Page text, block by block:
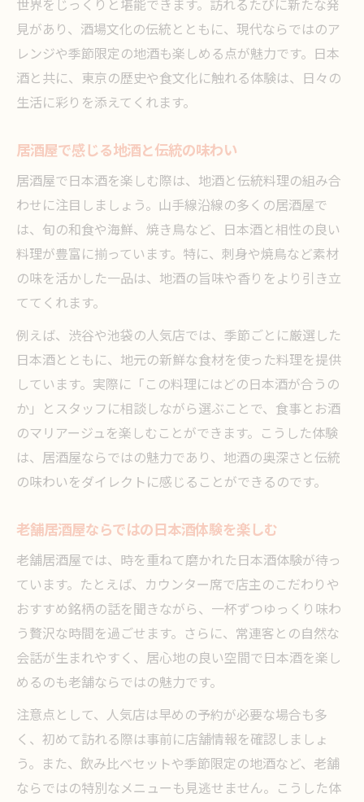
世界をじっくりと堪能できます。訪れるたびに新たな発
見があり、酒場文化の伝統とともに、現代ならではのア
レンジや季節限定の地酒も楽しめる点が魅力です。日本
酒と共に、東京の歴史や食文化に触れる体験は、日々の
生活に彩りを添えてくれます。
居酒屋で感じる地酒と伝統の味わい
居酒屋で日本酒を楽しむ際は、地酒と伝統料理の組み合
わせに注目しましょう。山手線沿線の多くの居酒屋で
は、旬の和食や海鮮、焼き鳥など、日本酒と相性の良い
料理が豊富に揃っています。特に、刺身や焼鳥など素材
の味を活かした一品は、地酒の旨味や香りをより引き立
ててくれます。
例えば、渋谷や池袋の人気店では、季節ごとに厳選した
日本酒とともに、地元の新鮮な食材を使った料理を提供
しています。実際に「この料理にはどの日本酒が合うの
か」とスタッフに相談しながら選ぶことで、食事とお酒
のマリアージュを楽しむことができます。こうした体験
は、居酒屋ならではの魅力であり、地酒の奥深さと伝統
の味わいをダイレクトに感じることができるのです。
老舗居酒屋ならではの日本酒体験を楽しむ
老舗居酒屋では、時を重ねて磨かれた日本酒体験が待っ
ています。たとえば、カウンター席で店主のこだわりや
おすすめ銘柄の話を聞きながら、一杯ずつゆっくり味わ
う贅沢な時間を過ごせます。さらに、常連客との自然な
会話が生まれやすく、居心地の良い空間で日本酒を楽し
めるのも老舗ならではの魅力です。
注意点として、人気店は早めの予約が必要な場合も多
く、初めて訪れる際は事前に店舗情報を確認しましょ
う。また、飲み比べセットや季節限定の地酒など、老舗
ならではの特別なメニューも見逃せません。こうした体